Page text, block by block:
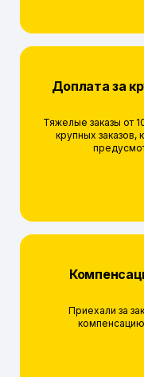
Доплата за
Тяжелые заказы от
крупных
Приехали за